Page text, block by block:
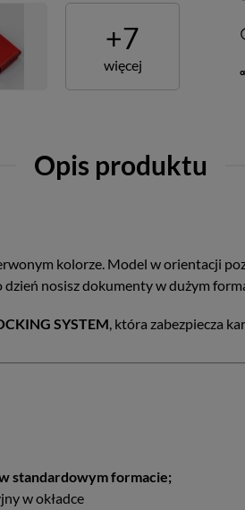
+7
więcej
Opis produktu
kolorze. Model w orientacji
nosisz dokumenty w dużym
SYSTEM, która zabezpiecza
standardowym formacie;
w okładce